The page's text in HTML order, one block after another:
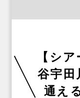
【シ
谷宇田
通え